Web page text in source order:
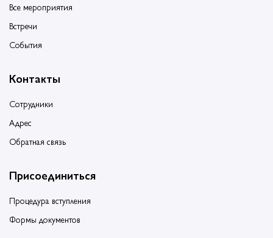
Все мероприятия
Встречи
События
Контакты
Сотрудники
Адрес
Обратная связь
Присоединиться
Процедура вступления
Формы документов